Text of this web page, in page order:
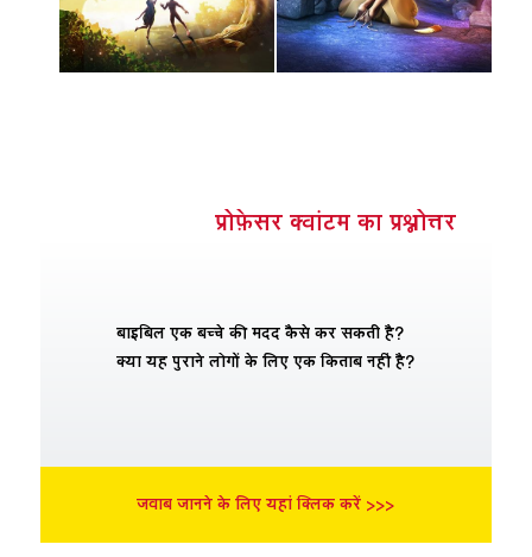
प्रोफ़ेसर क्वांटम का प्रश्नोत्तर
बाइबिल एक बच्चे की मदद कैसे कर सकती है?
क्या यह पुराने लोगों के लिए एक किताब नहीं है?
जवाब जानने के लिए यहां क्लिक करें >>>